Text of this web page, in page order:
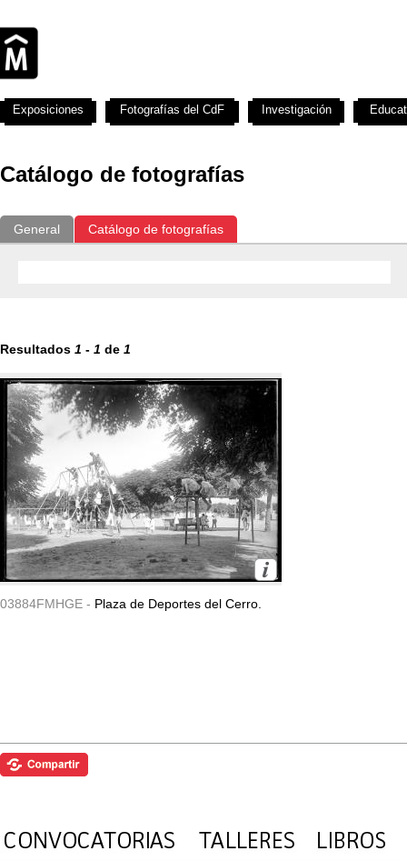
Catálogo de fotografías
General Catálogo de fotografías
Resultados 1 - 1 de 1
03884FMHGE - Plaza de Deportes del Cerro.
Exposiciones Fotografías del CdF Investigación